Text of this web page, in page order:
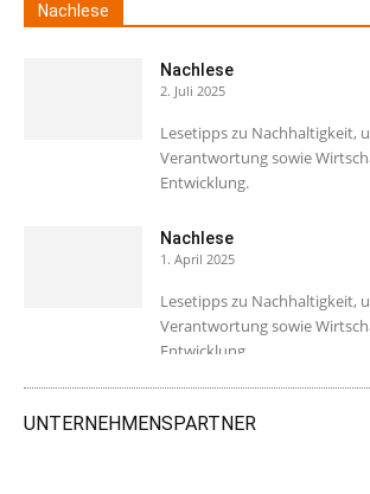
Nachlese
Nachlese
2. Juli 2025
Lesetipps zu Nachhaltigkeit,
Verantwortung sowie
Entwicklung.
Nachlese
1. April 2025
Lesetipps zu Nachhaltigkeit,
Verantwortung sowie
Entwicklung.
UNTERNEHMENSPARTNER